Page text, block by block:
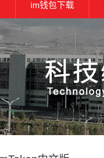
im钱包下载